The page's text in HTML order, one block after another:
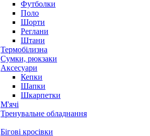
Футболки
Поло
Шорти
Реглани
Штани
Термобілизна
Сумки, рюкзаки
Аксесуари
Кепки
Шапки
Шкарпетки
М'ячі
Тренувальне обладнання
Бігові кросівки